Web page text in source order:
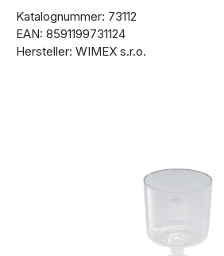
Katalognummer: 73112
EAN: 8591199731124
Hersteller: WIMEX s.r.o.